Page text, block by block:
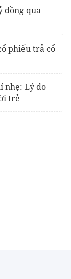
đồng qua
phiếu trả cổ
nhẹ: Lý do
trẻ